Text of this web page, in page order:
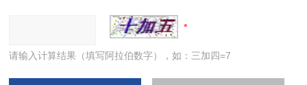
请输入计算结果（填写阿拉伯数字），如：三加四=7